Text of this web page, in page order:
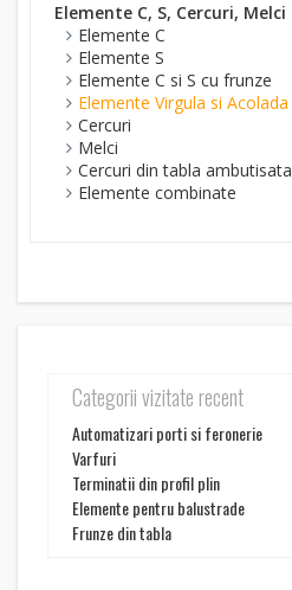
Elemente C, S, Cercuri, Melci
Elemente C
Elemente S
Elemente C si S cu frunze
Elemente Virgula si Acolada
Cercuri
Melci
Cercuri din tabla ambutisata
Elemente combinate
Categorii vizitate recent
Automatizari porti si feronerie
Varfuri
Terminatii din profil plin
Elemente pentru balustrade
Frunze din tabla